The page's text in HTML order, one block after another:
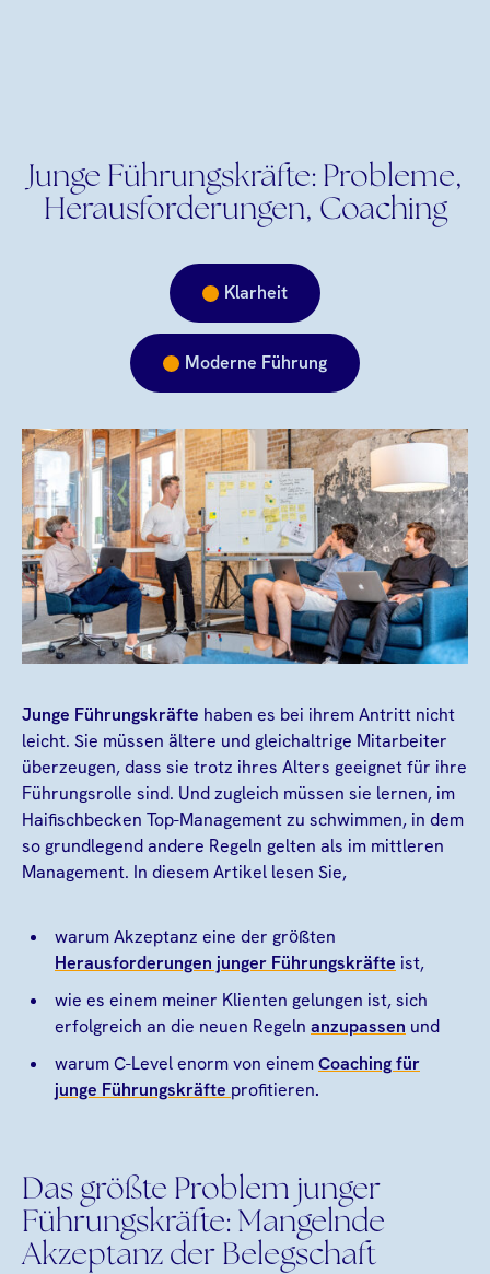
Junge Führungskräfte: Probleme,
Herausforderungen, Coaching
Klarheit
Moderne Führung
Junge Führungskräfte haben es bei ihrem Antritt nicht
leicht. Sie müssen ältere und gleichaltrige Mitarbeiter
überzeugen, dass sie trotz ihres Alters geeignet für ihre
Führungsrolle sind. Und zugleich müssen sie lernen, im
Haifischbecken Top-Management zu schwimmen, in dem
so grundlegend andere Regeln gelten als im mittleren
Management. In diesem Artikel lesen Sie,
warum Akzeptanz eine der größten
Herausforderungen junger Führungskräfte ist,
wie es einem meiner Klienten gelungen ist, sich
erfolgreich an die neuen Regeln anzupassen und
warum C-Level enorm von einemCoaching für
junge Führungskräfte profitieren.
Das größte Problem junger
Führungskräfte: Mangelnde
Akzeptanz der Belegschaft